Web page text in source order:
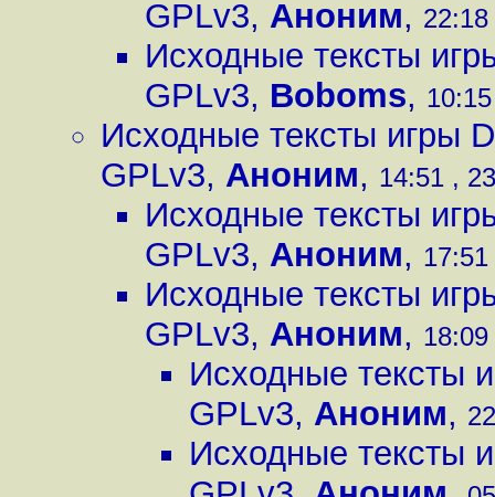
GPLv3, Аноним,
Исходные тексты
GPLv3, Boboms,
Исходные тексты игры
GPLv3, Аноним, 14:51 ,
Исходные тексты
GPLv3, Аноним,
Исходные тексты
GPLv3, Аноним,
Исходные тексты
GPLv3, Аноним,
Исходные тексты